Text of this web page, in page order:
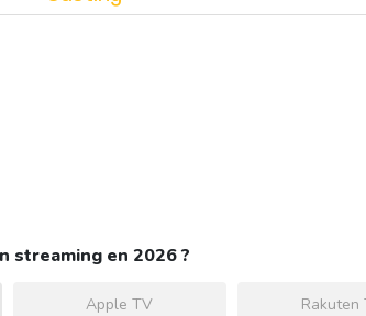
streaming en 2026 ?
Apple TV Rakuten